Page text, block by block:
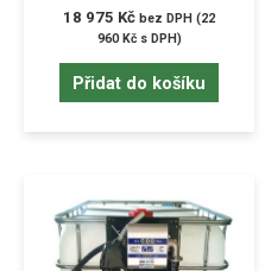
18 975 Kč bez DPH (22
960Kčs DPH)
Přidat do košíku